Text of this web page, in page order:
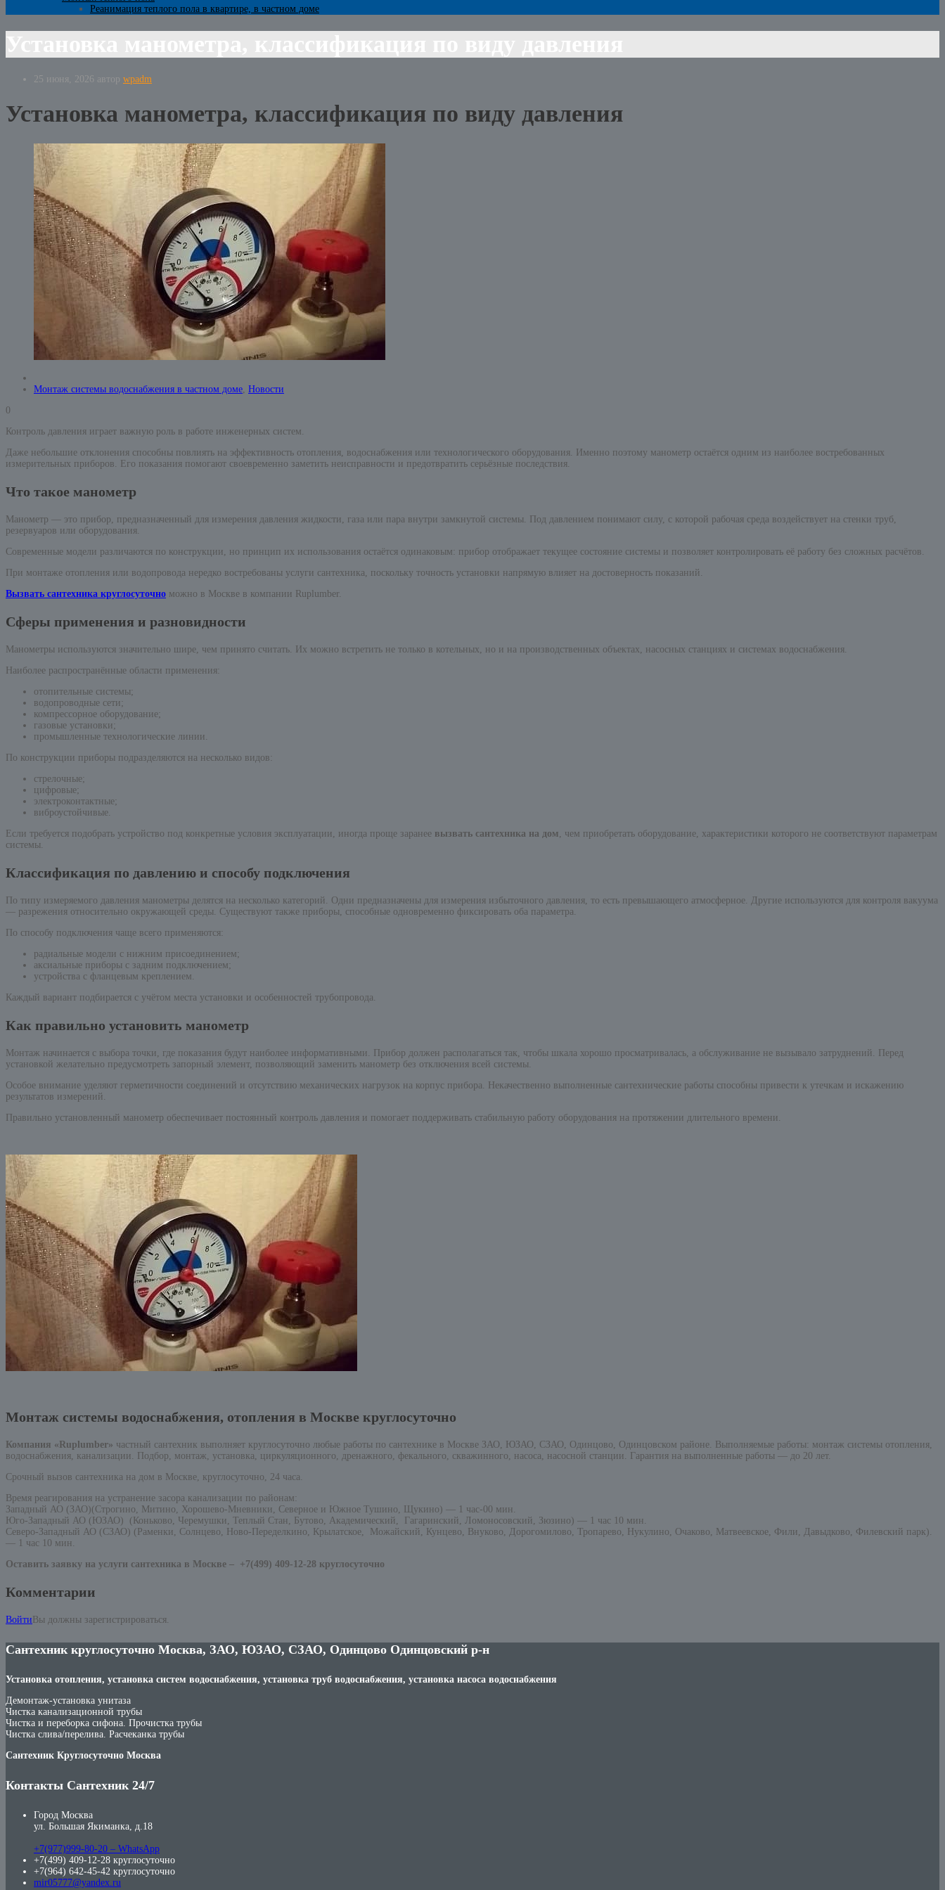
Реанимация теплого пола в квартире, в частном доме
25 июня, 2026 автор wpadm
Установка манометра, классификация по виду давления
Монтаж системы водоснабжения в частном доме, Новости
0
Контроль давления играет важную роль в работе инженерных систем.
Даже небольшие отклонения способны повлиять на эффективность отопления, водоснабжения или технологического оборудования. Именно поэтому манометр остаётся одним из наиболее востребованных
измерительных приборов. Его показания помогают своевременно заметить неисправности и предотвратить серьёзные последствия.
Что такое манометр
Манометр — это прибор, предназначенный для измерения давления жидкости, газа или пара внутри замкнутой системы. Под давлением понимают силу, с которой рабочая среда воздействует на стенки труб,
резервуаров или оборудования.
Современные модели различаются по конструкции, но принцип их использования остаётся одинаковым: прибор отображает текущее состояние системы и позволяет контролировать её работу без сложных расчётов.
При монтаже отопления или водопровода нередко востребованы услуги сантехника, поскольку точность установки напрямую влияет на достоверность показаний.
Вызвать сантехника круглосуточно можно в Москве в компании Ruplumber.
Сферы применения и разновидности
Манометры используются значительно шире, чем принято считать. Их можно встретить не только в котельных, но и на производственных объектах, насосных станциях и системах водоснабжения.
Наиболее распространённые области применения:
отопительные системы;
водопроводные сети;
компрессорное оборудование;
газовые установки;
промышленные технологические линии.
По конструкции приборы подразделяются на несколько видов:
стрелочные;
цифровые;
электроконтактные;
виброустойчивые.
Если требуется подобрать устройство под конкретные условия эксплуатации, иногда проще заранее вызвать сантехника на дом, чем приобретать оборудование, характеристики которого не соответствуют параметрам
системы.
Классификация по давлению и способу подключения
По типу измеряемого давления манометры делятся на несколько категорий. Одни предназначены для измерения избыточного давления, то есть превышающего атмосферное. Другие используются для контроля вакуума
— разрежения относительно окружающей среды. Существуют также приборы, способные одновременно фиксировать оба параметра.
По способу подключения чаще всего применяются:
радиальные модели с нижним присоединением;
аксиальные приборы с задним подключением;
устройства с фланцевым креплением.
Каждый вариант подбирается с учётом места установки и особенностей трубопровода.
Как правильно установить манометр
Монтаж начинается с выбора точки, где показания будут наиболее информативными. Прибор должен располагаться так, чтобы шкала хорошо просматривалась, а обслуживание не вызывало затруднений. Перед
установкой желательно предусмотреть запорный элемент, позволяющий заменить манометр без отключения всей системы.
Особое внимание уделяют герметичности соединений и отсутствию механических нагрузок на корпус прибора. Некачественно выполненные сантехнические работы способны привести к утечкам и искажению
результатов измерений.
Правильно установленный манометр обеспечивает постоянный контроль давления и помогает поддерживать стабильную работу оборудования на протяжении длительного времени.
Монтаж системы водоснабжения, отопления в Москве круглосуточно
Компания «Ruplumber» частный сантехник выполняет круглосуточно любые работы по сантехнике в Москве ЗАО, ЮЗАО, СЗАО, Одинцово, Одинцовском районе. Выполняемые работы: монтаж системы отопления,
водоснабжения, канализации. Подбор, монтаж, установка, циркуляционного, дренажного, фекального, скважинного, насоса, насосной станции. Гарантия на выполненные работы — до 20 лет.
Срочный вызов сантехника на дом в Москве, круглосуточно, 24 часа.
Время реагирования на устранение засора канализации по районам:
Западный АО (ЗАО)(Строгино, Митино, Хорошево-Мневники, Северное и Южное Тушино, Щукино) — 1 час-00 мин.
Юго-Западный АО (ЮЗАО) (Коньково, Черемушки, Теплый Стан, Бутово, Академический, Гагаринский, Ломоносовский, Зюзино) — 1 час 10 мин.
Северо-Западный АО (СЗАО) (Раменки, Солнцево, Ново-Переделкино, Крылатское, Можайский, Кунцево, Внуково, Дорогомилово, Тропарево, Нукулино, Очаково, Матвеевское, Фили, Давыдково, Филевский парк).
— 1 час 10 мин.
Оставить заявку на услуги сантехника в Москве – +7(499) 409-12-28 круглосуточно
Комментарии
Войти Вы должны зарегистрироваться.
Сантехник круглосуточно Москва, ЗАО, ЮЗАО, СЗАО, Одинцово Одинцовский р-н
Установка отопления, установка систем водоснабжения, установка труб водоснабжения, установка насоса водоснабжения
Демонтаж-установка унитаза
Чистка канализационной трубы
Чистка и переборка сифона. Прочистка трубы
Чистка слива/перелива. Расчеканка трубы
Сантехник Круглосуточно Москва
Контакты Сантехник 24/7
Город Москва
ул. Большая Якиманка, д.18
+7(977)999-80-20 – WhatsApp
+7(499) 409-12-28 круглосуточно
+7(964) 642-45-42 круглосуточно
mir05777@yandex.ru